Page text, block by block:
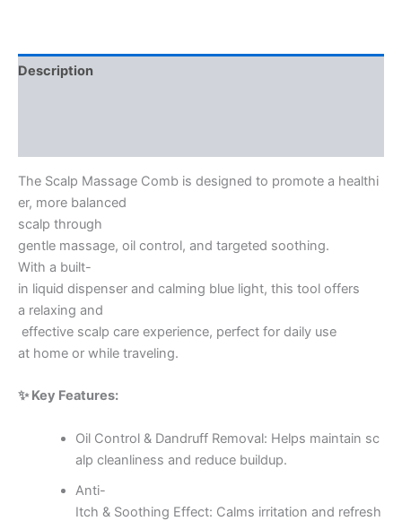
Description
The Scalp Massage Comb is designed to promote a healthi
er, more balanced
scalp through
gentle massage, oil control, and targeted soothing.
With a built-
in liquid dispenser and calming blue light, this tool offers
a relaxing and
effective scalp care experience, perfect for daily use
at home or while traveling.
✨ Key Features:
Oil Control & Dandruff Removal: Helps maintain sc
alp cleanliness and reduce buildup.
Anti-
Itch & Soothing Effect: Calms irritation and refresh